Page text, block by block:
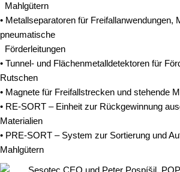
Mahlgütern
• Metallseparatoren für Freifallanwendungen,
pneumatische
Förderleitungen
• Tunnel- und Flächenmetalldetektoren für
Rutschen
• Magnete für Freifallstrecken und stehende
• RE-SORT – Einheit zur Rückgewinnung
Materialien
• PRE-SORT – System zur Sortierung und
Mahlgütern